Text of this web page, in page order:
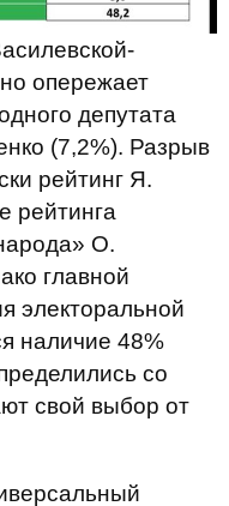
опережает
депутата
(7,2%). Разрыв
рейтинг Я.
рейтинга
О.
главной
электоральной
наличие 48%
со
свой выбор от